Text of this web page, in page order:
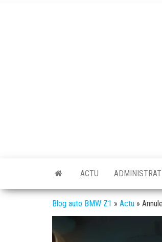
Z1
moto
ACTU
Blog auto BMW Z1 » Actu »